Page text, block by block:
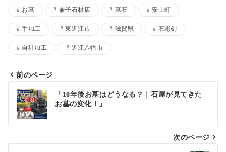
お墓 兼子石材店 墓石 安土町
手加工 東近江市 滋賀県 石彫刻
自社加工 近江八幡市
投
稿
ナ
ビ
前のページ
「10年後お墓はどうなる？｜石屋が見てきた
お墓の変化！」
次のページ